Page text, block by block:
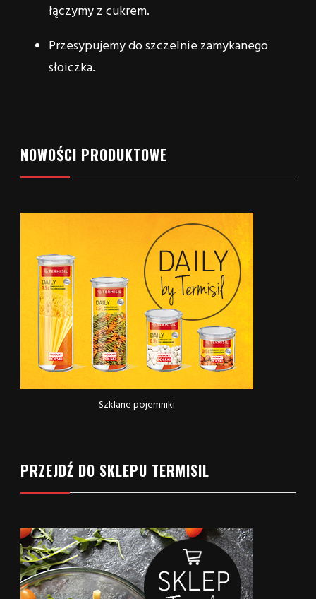
łączymy z cukrem.
Przesypujemy do szczelnie zamykanego
słoiczka.
NOWOŚCI PRODUKTOWE
Szklane pojemniki
PRZEJDŹ DO SKLEPU TERMISIL